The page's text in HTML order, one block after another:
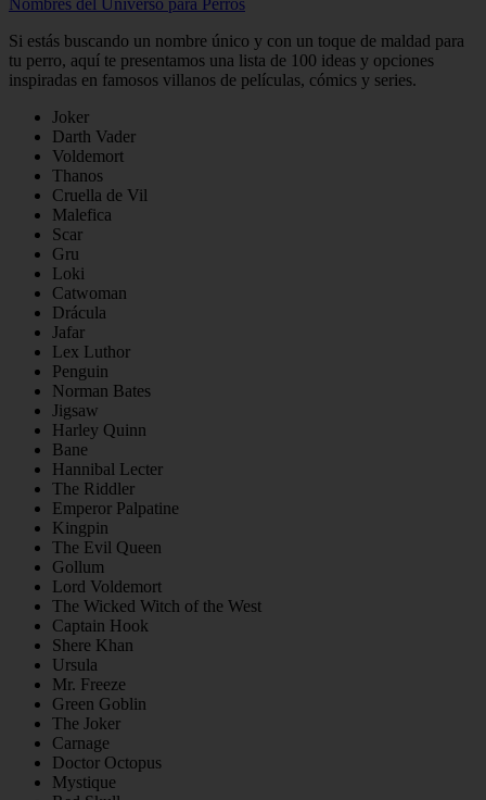
Si estás buscando un nombre único y con un toque de maldad para
tu perro, aquí te presentamos una lista de 100 ideas y opciones
inspiradas en famosos villanos de películas, cómics y series.
Joker
Darth Vader
Voldemort
Thanos
Cruella de Vil
Malefica
Scar
Gru
Loki
Catwoman
Drácula
Jafar
Lex Luthor
Penguin
Norman Bates
Jigsaw
Harley Quinn
Bane
Hannibal Lecter
The Riddler
Emperor Palpatine
Kingpin
The Evil Queen
Gollum
Lord Voldemort
The Wicked Witch of the West
Captain Hook
Shere Khan
Ursula
Mr. Freeze
Green Goblin
The Joker
Carnage
Doctor Octopus
Mystique